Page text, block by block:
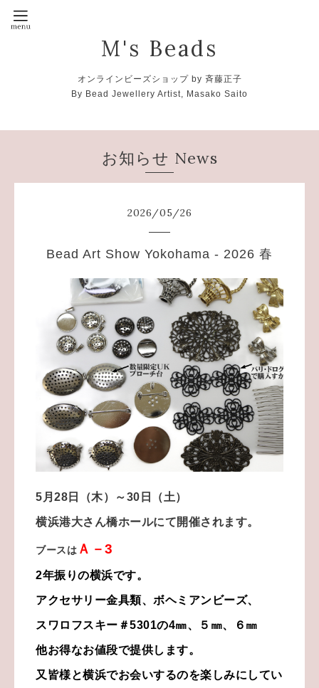
M's Beads
オンラインビーズショップ by 斉藤正子
By Bead Jewellery Artist, Masako Saito
お知らせ News
2026/05/26
Bead Art Show Yokohama - 2026 春
5月28日（木）～30日（土）
横浜港大さん橋ホールにて開催されます。
ブースは Ａ－3
2年振りの横浜です。
アクセサリー金具類、ボヘミアンビーズ、
スワロフスキー＃5301の4㎜、５㎜、６㎜
他お得なお値段で提供します。
又皆様と横浜でお会いするのを楽しみにしてい